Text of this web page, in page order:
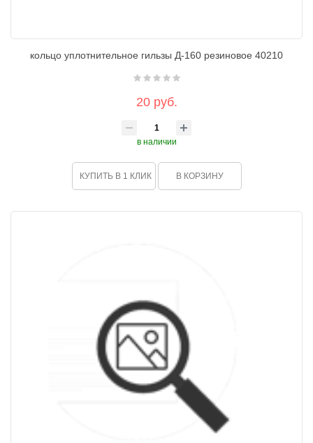
кольцо уплотнительное гильзы Д-160 резиновое 40210
20 руб.
в наличии
КУПИТЬ В 1 КЛИК В КОРЗИНУ